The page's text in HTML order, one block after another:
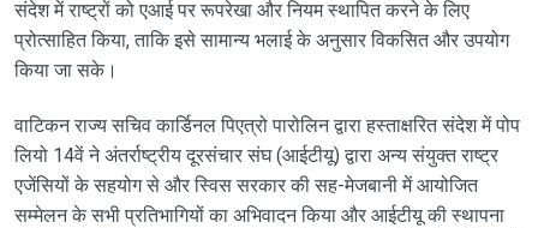
संदेश में राष्ट्रों को एआई पर रूपरेखा और नियम स्थापित करने के लिए
प्रोत्साहित किया, ताकि इसे सामान्य भलाई के अनुसार विकसित और उपयोग
किया जा सके।
वाटिकन राज्य सचिव कार्डिनल पिएत्रो पारोलिन द्वारा हस्ताक्षरित संदेश में पोप
लियो 14वें ने अंतर्राष्ट्रीय दूरसंचार संघ (आईटीयू) द्वारा अन्य संयुक्त राष्ट्र
एजेंसियों के सहयोग से और स्विस सरकार की सह-मेजबानी में आयोजित
सम्मेलन के सभी प्रतिभागियों का अभिवादन किया और आईटीयू की स्थापना